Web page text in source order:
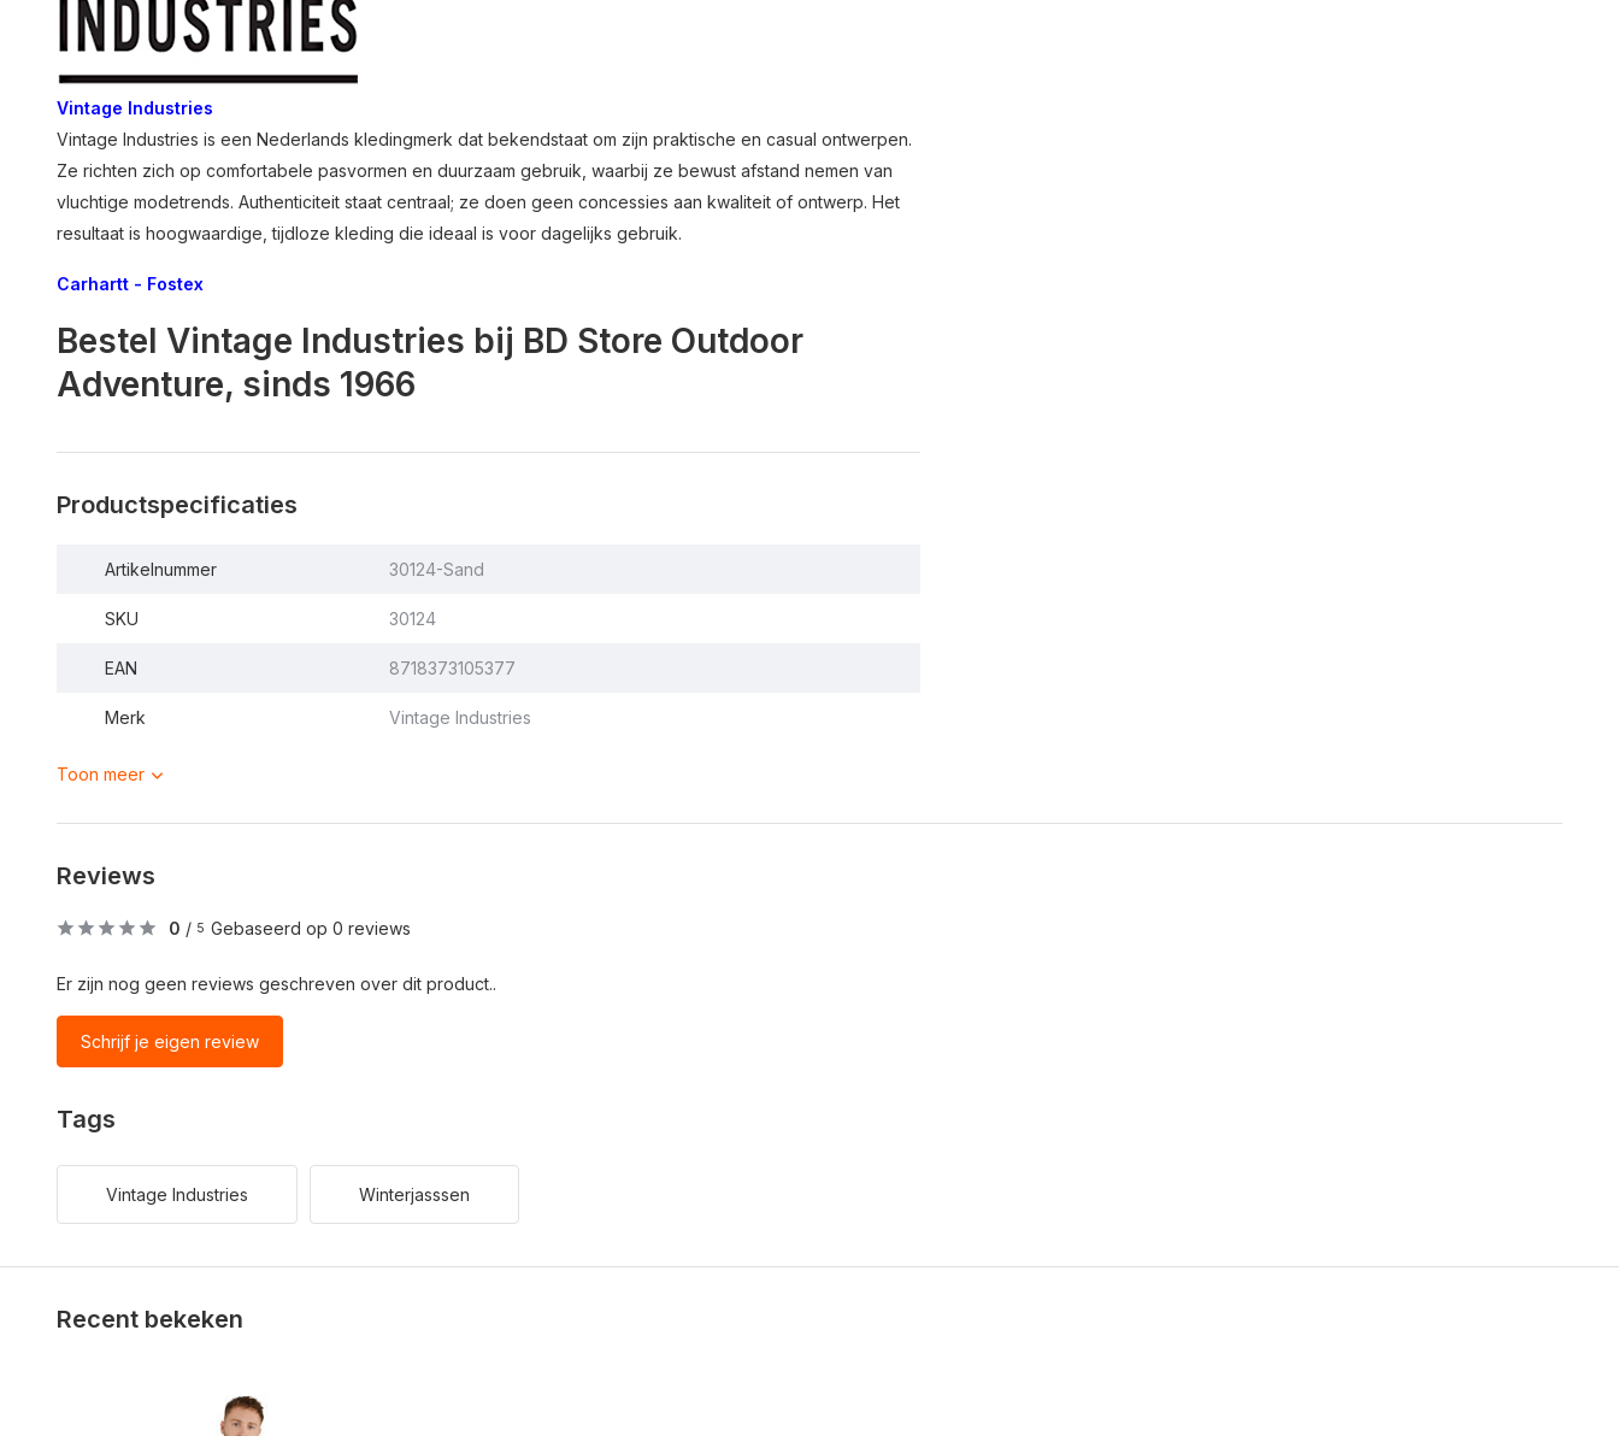
Vintage Industries
Vintage Industries is een Nederlands kledingmerk dat bekendstaat om zijn praktische en casual ontwerpen.
Ze richten zich op comfortabele pasvormen en duurzaam gebruik, waarbij ze bewust afstand nemen van
vluchtige modetrends. Authenticiteit staat centraal; ze doen geen concessies aan kwaliteit of ontwerp. Het
resultaat is hoogwaardige,tijdloze kleding die ideaal is voor dagelijks gebruik.
Carhartt - Fostex
Bestel Vintage Industries bij BD Store Outdoor
Adventure, sinds 1966
Productspecificaties
Artikelnummer 30124-Sand
SKU 30124
EAN 8718373105377
Merk Vintage Industries
Toon meer
Reviews
0 / 5 Gebaseerd op 0 reviews
Er zijn nog geen reviews geschreven over dit product..
Schrijf je eigen review
Tags
Vintage Industries Winterjasssen
Recent bekeken